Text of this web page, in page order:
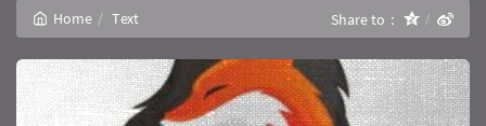
Home Text Share to：